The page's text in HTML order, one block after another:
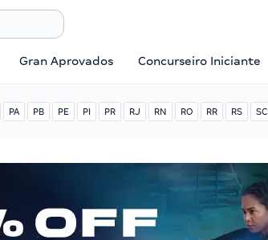
Gran Aprovados Concurseiro Iniciante
PA PB PE PI PR RJ RN RO RR RS SC